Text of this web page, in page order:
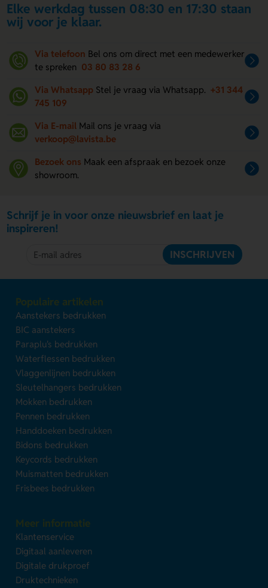
Elke werkdag tussen 08:30 en 17:30 staan
wij voor je klaar.
Via telefoon Bel ons om direct met een medewerker
te spreken 03 80 83 28 6
Via Whatsapp Stel je vraag via Whatsapp. +31 344
745 109
Via E-mail Mail ons je vraag via
verkoop@lavista.be
Bezoek ons Maak een afspraak en bezoek onze
showroom.
Schrijf je in voor onze nieuwsbrief en laat je
inspireren!
INSCHRIJVEN
Populaire artikelen
Aanstekers bedrukken
BIC aanstekers
Paraplu's bedrukken
Waterflessen bedrukken
Vlaggenlijnen bedrukken
Sleutelhangers bedrukken
Mokken bedrukken
Pennen bedrukken
Handdoeken bedrukken
Bidons bedrukken
Keycords bedrukken
Muismatten bedrukken
Frisbees bedrukken
Meer informatie
Klantenservice
Digitaal aanleveren
Digitale drukproef
Druktechnieken